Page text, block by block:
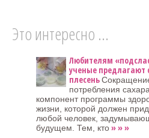
Это интересно ...
Любителям
ученые предлагают
плесень
потребления
компонент программы
жизни, которой должен
любой человек,
будущем. Тем, кто» » »